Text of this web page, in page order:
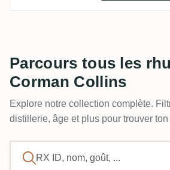
Parcours tous les
Corman Collins
Explore notre collection complète.
distillerie, âge et plus pour trouver ton